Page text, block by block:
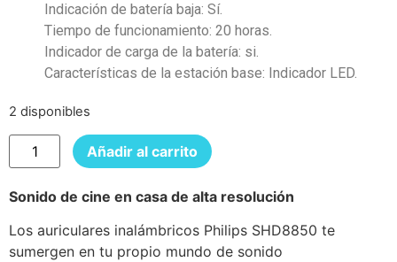
Indicación de batería baja: Sí.
Tiempo de funcionamiento: 20 horas.
Indicador de carga de la batería: si.
Características de la estación base: Indicador LED.
2 disponibles
Añadir al carrito
Sonido de cine en casa de alta resolución
Los auriculares inalámbricos Philips SHD8850 te
sumergen en tu propio mundo de sonido